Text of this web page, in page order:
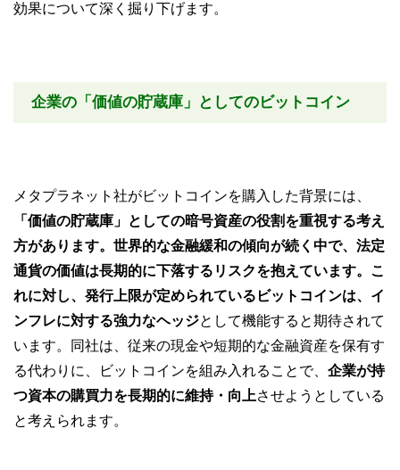
効果について深く掘り下げます。
企業の「価値の貯蔵庫」としてのビットコイン
メタプラネット社がビットコインを購入した背景には、
「価値の貯蔵庫」としての暗号資産の役割を重視する考え
方があります。世界的な金融緩和の傾向が続く中で、法定
通貨の価値は長期的に下落するリスクを抱えています。こ
れに対し、発行上限が定められているビットコインは、イ
ンフレに対する強力なヘッジとして機能すると期待されて
います。同社は、従来の現金や短期的な金融資産を保有す
る代わりに、ビットコインを組み入れることで、 企業が持
つ資本の購買力を長期的に維持・向上させようとしている
と考えられます。